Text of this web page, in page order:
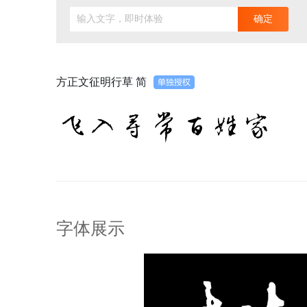
输入文字，即时体验 确定
方正文征明行草 简
飞入寻常百姓家
字体展示